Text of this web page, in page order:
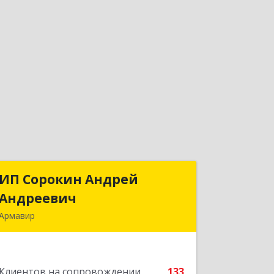
ИП Сорокин Андрей
ИП Сорокин Андрей